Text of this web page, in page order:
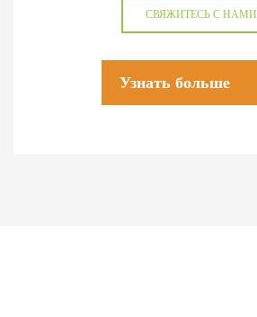
СВЯЖИТЕСЬ С НАМИ
Узнать больше